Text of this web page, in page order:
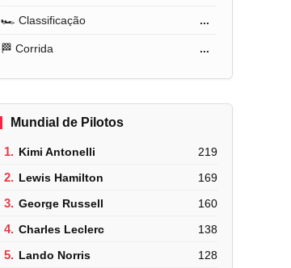
🏎️ Classificação ...
🏁 Corrida ...
Mundial de Pilotos
1. Kimi Antonelli 219
2. Lewis Hamilton 169
3. George Russell 160
4. Charles Leclerc 138
5. Lando Norris 128